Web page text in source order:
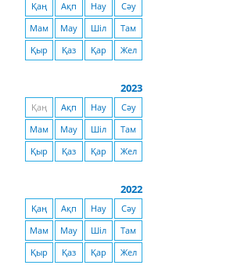
Қаң Ақп Нау
Сәу
Мам
Мау Шіл
Там
Қыр
Қаз Қар Жел
2023
Қаң Ақп Нау
Сәу
Мам
Мау Шіл
Там
Қыр
Қаз Қар Жел
2022
Қаң Ақп Нау
Сәу
Мам
Мау Шіл
Там
Қыр
Қаз Қар Жел